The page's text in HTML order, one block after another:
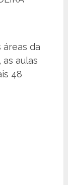
áreas da
aulas
48